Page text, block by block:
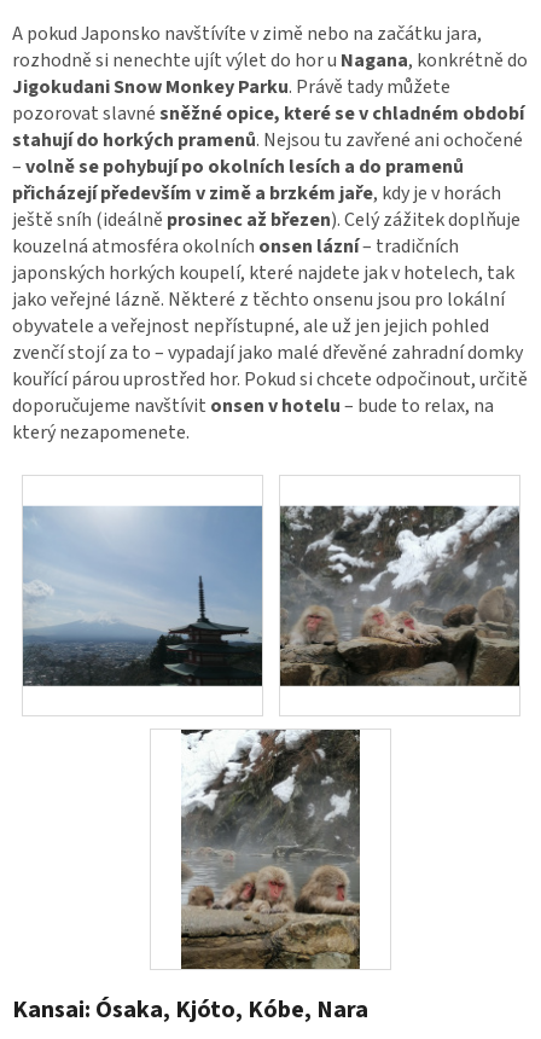
A pokud Japonsko navštívíte v zimě nebo na začátku jara,
rozhodně si nenechte ujít výlet do hor u Nagana, konkrétně do
Jigokudani Snow Monkey Parku. Právě tady můžete
pozorovat slavnésněžné opice, které se v chladném období
stahují do horkých pramenů. Nejsou tu zavřené ani ochočené
–volně se pohybují po okolních lesích a do pramenů
přicházejí především v zimě a brzkém jaře, kdy je v horách
ještě sníh (ideálně prosinec až březen). Celý zážitek doplňuje
kouzelná atmosféra okolních onsen lázní– tradičních
japonských horkých koupelí, které najdete jak v hotelech, tak
jako veřejné lázně. Některé z těchto onsenu jsou pro lokální
obyvatele a veřejnost nepřístupné, ale už jen jejich pohled
zvenčí stojí za to – vypadají jako malé dřevěné zahradní domky
kouřící párou uprostřed hor. Pokud si chcete odpočinout, určitě
doporučujeme navštívit onsen v hotelu– bude to relax, na
který nezapomenete.
Kansai: Ósaka, Kjóto, Kóbe, Nara